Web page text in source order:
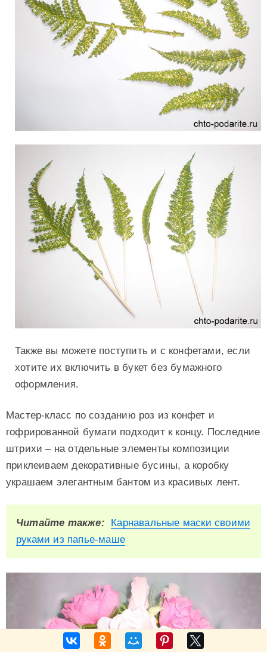
Также вы можете поступить и с конфетами, если
хотите их включить в букет без бумажного
оформления.
Мастер-класс по созданию роз из конфет и
гофрированной бумаги подходит к концу. Последние
штрихи – на отдельные элементы композиции
приклеиваем декоративные бусины, а коробку
украшаем элегантным бантом из красивых лент.
Читайте также:
Карнавальные маски своими
руками из папье-маше